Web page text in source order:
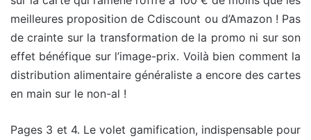
meilleures proposition de Cdiscount ou d’Amazon ! Pas
de crainte sur la transformation de la promo ni sur son
effet bénéfique sur l’image-prix. Voilà bien comment la
distribution alimentaire généraliste a encore des cartes
en main sur le non-al !
Pages 3 et 4. Le volet gamification, indispensable pour